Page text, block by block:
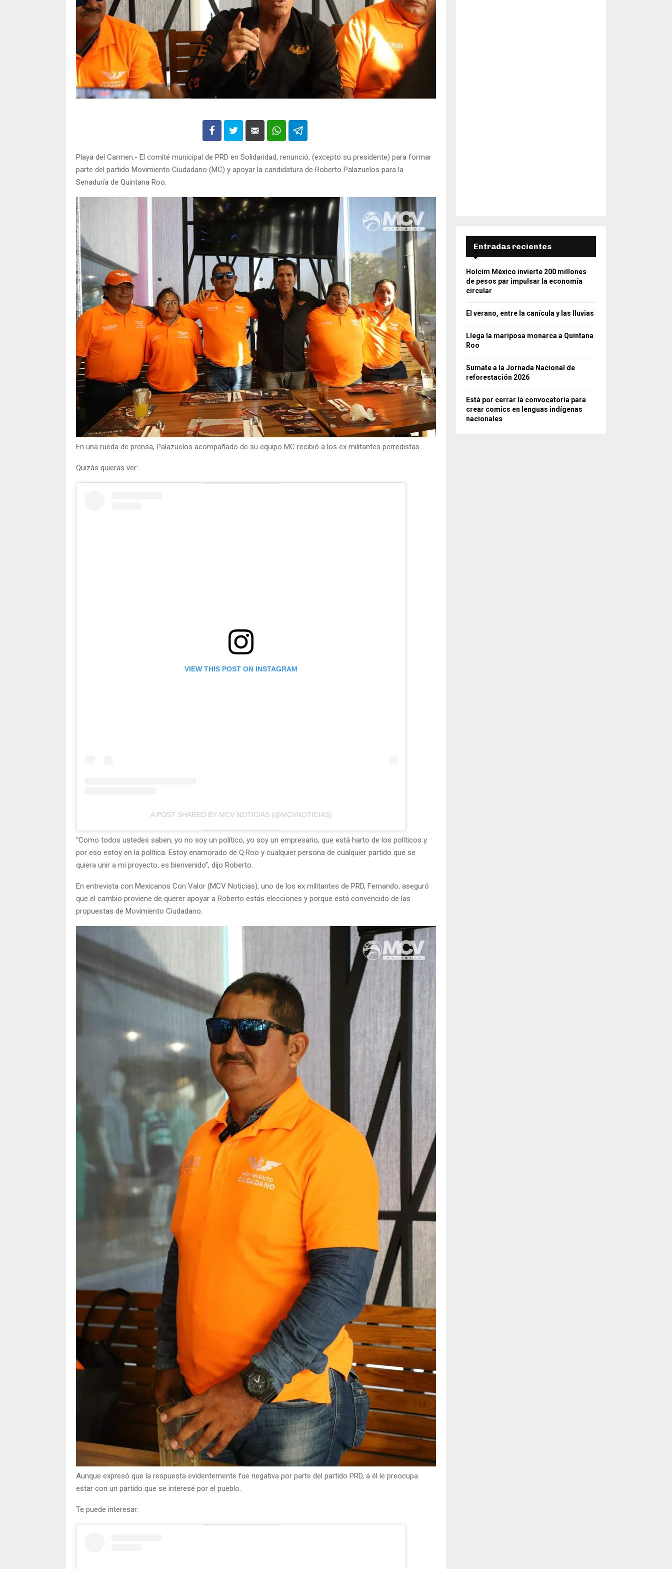
Playa del Carmen.- El comité municipal de PRD en Solidaridad, renunció, (excepto su presidente) para formar
parte del partido Movimiento Ciudadano (MC) y apoyar la candidatura de Roberto Palazuelos para la
Senaduría de Quintana Roo.
En una rueda de prensa, Palazuelos acompañado de su equipo MC recibió a los ex militantes perredistas.
Quizás quieras ver:
VIEW THIS POST ON INSTAGRAM
A POST SHARED BY MCV NOTICIAS (@MCVNOTICIAS)
“Como todos ustedes saben, yo no soy un político, yo soy un empresario, que está harto de los políticos y
por eso estoy en la política. Estoy enamorado de Q.Roo y cualquier persona de cualquier partido que se
quiera unir a mi proyecto, es bienvenido”, dijo Roberto.
En entrevista con Mexicanos Con Valor (MCV Noticias), uno de los ex militantes de PRD, Fernando, aseguró
que el cambio proviene de querer apoyar a Roberto estás elecciones y porque está convencido de las
propuestas de Movimiento Ciudadano.
Aunque expresó que la respuesta evidentemente fue negativa por parte del partido PRD, a él le preocupa
estar con un partido que se interesé por el pueblo.
Te puede interesar:
Entradas recientes
Holcim México invierte 200 millones
de pesos par impulsar la economía
circular
El verano, entre la canícula y las lluvias
Llega la mariposa monarca a Quintana
Roo
Sumate a la Jornada Nacional de
reforestación 2026
Está por cerrar la convocatoria para
crear comics en lenguas indígenas
nacionales